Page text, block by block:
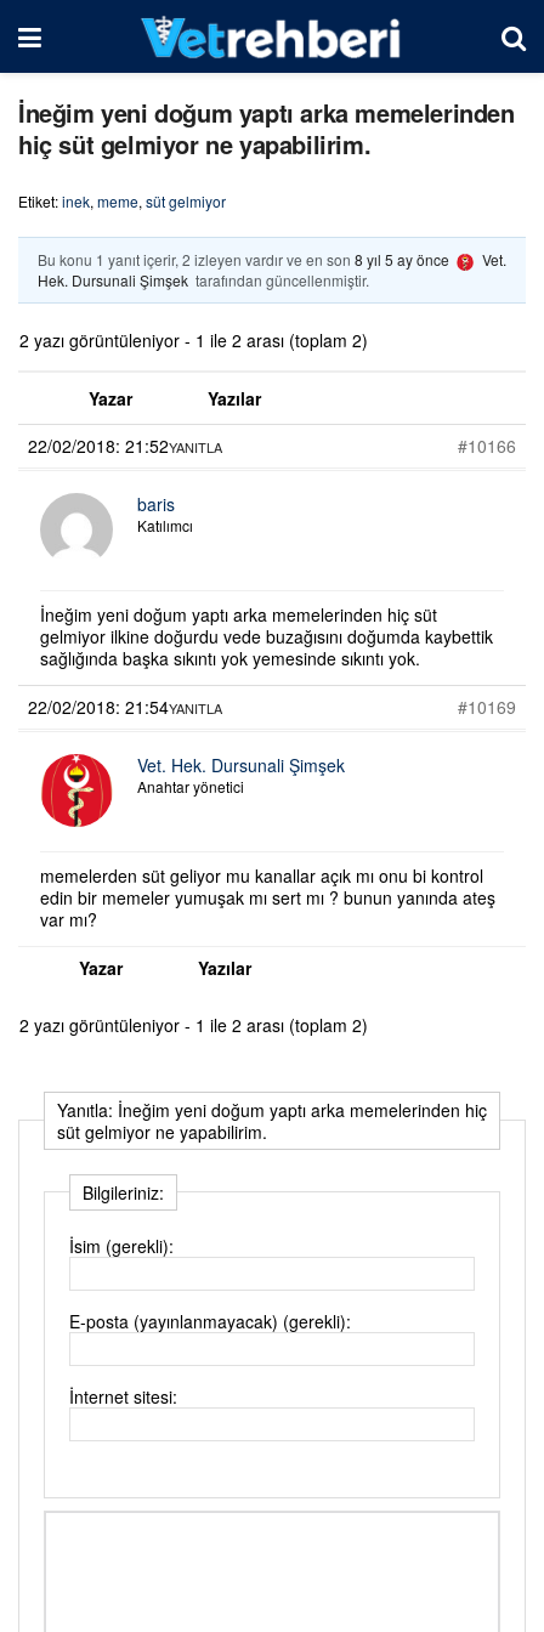
İneğim yeni doğum yaptı arka memelerinden
hiç süt gelmiyor ne yapabilirim.
Etiket:inek, meme, süt gelmiyor
Bu konu 1 yanıt içerir, 2 izleyen vardır ve en son 8 yıl 5 ay önce
Vet.
Hek. Dursunali Şimşek tarafından güncellenmiştir.
2 yazı görüntüleniyor - 1 ile 2 arası (toplam 2)
Yazar
Yazılar
22/02/2018: 21:52
#10166
YANITLA
baris
Katılımcı
İneğim yeni doğum yaptı arka memelerinden hiç süt
gelmiyor ilkine doğurdu vede buzağısını doğumda kaybettik
sağlığında başka sıkıntı yok yemesinde sıkıntı yok.
22/02/2018: 21:54
#10169
YANITLA
Vet. Hek. Dursunali Şimşek
Anahtar yönetici
memelerden süt geliyor mu kanallar açık mı onu bi kontrol
edin bir memeler yumuşak mı sert mı ? bunun yanında ateş
var mı?
Yazar
Yazılar
2 yazı görüntüleniyor - 1 ile 2 arası (toplam 2)
Yanıtla: İneğim yeni doğum yaptı arka memelerinden hiç
süt gelmiyor ne yapabilirim.
Bilgileriniz:
İsim (gerekli):
E-posta (yayınlanmayacak) (gerekli):
İnternet sitesi: